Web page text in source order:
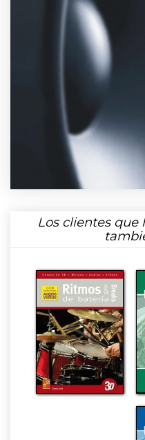
Los clientes que